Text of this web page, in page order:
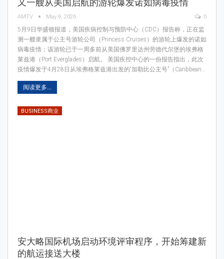
又一艘从美国启航的游轮爆发诺如病毒疫情
AMTV May 9, 2026 0
5月9日华盛顿报道，美国疾病控制与预防中心（CDC）报告称，正在监
测一艘隶属于公主号游轮公司（Princess Cruises）的游轮上爆发的诺如
病毒疫情；该游轮已于一周多前从美国佛罗里达州劳德代尔堡的埃弗格
莱兹港（Port Everglades）启航。 美国疾控中心的一份报告指出，此次
疫情爆发于4月28日从埃弗格莱兹港出发的“加勒比公主号”（Caribbean…
阅读更多...
BUSINESS商业
安大略国际机场启动环境评审程序，开始筹建新
的航运接送大楼